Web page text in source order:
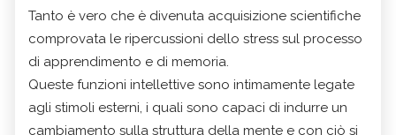
Tanto è vero che è divenuta acquisizione scientifiche
comprovata le ripercussioni dello stress sul processo
di apprendimento e di memoria.
Queste funzioni intellettive sono intimamente legate
agli stimoli esterni, i quali sono capaci di indurre un
cambiamento sulla struttura della mente e con ciò si